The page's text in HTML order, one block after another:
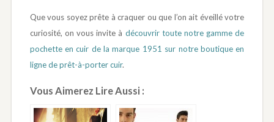
Que vous soyez prête à craquer ou que l’on ait éveillé votre
curiosité, on vous invite à découvrir toute notre gamme de
pochette en cuir de la marque 1951 sur notre boutique en
ligne de prêt-à-porter cuir.
Vous Aimerez Lire Aussi :